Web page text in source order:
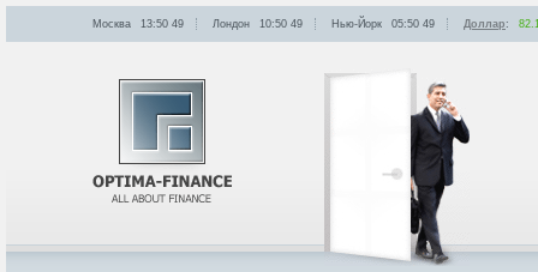
Москва 13:50 49 Лондон 10:50 49 Нью-Йорк 05:50 49 Доллар: